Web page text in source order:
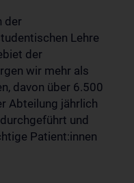
der
Lehre
der
wir mehr als
davon über 6.500
Abteilung jährlich
und
Patient:innen